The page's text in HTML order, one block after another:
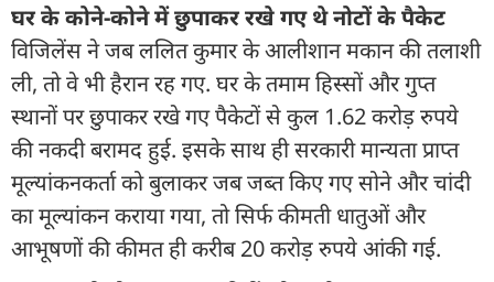
घर के कोने-कोने में छुपाकर रखे गए थे नोटों के पैकेट
विजिलेंस ने जब ललित कुमार के आलीशान मकान की तलाशी
ली, तो वे भी हैरान रह गए. घर के तमाम हिस्सों और गुप्त
स्थानों पर छुपाकर रखे गए पैकेटों से कुल 1.62 करोड़ रुपये
की नकदी बरामद हुई. इसके साथ ही सरकारी मान्यता प्राप्त
मूल्यांकनकर्ता को बुलाकर जब जब्त किए गए सोने और चांदी
का मूल्यांकन कराया गया, तो सिर्फ कीमती धातुओं और
आभूषणों की कीमत ही करीब 20 करोड़ रुपये आंकी गई.